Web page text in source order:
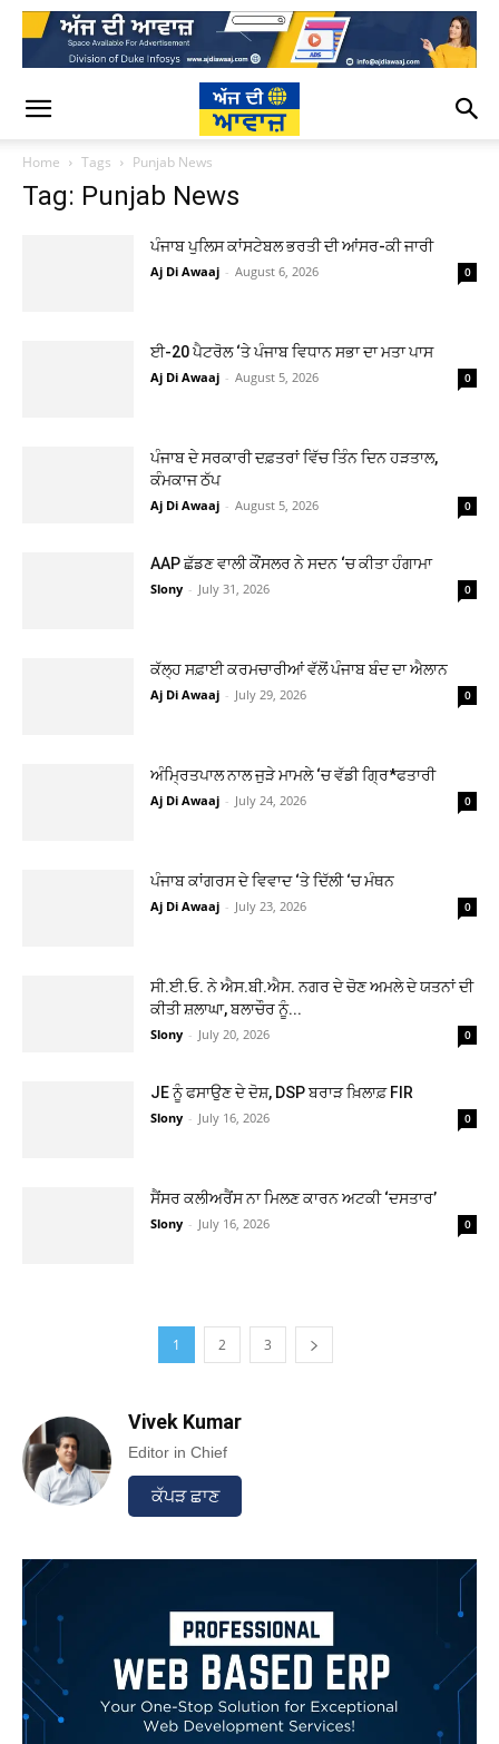
Home Tags Punjab News
Tag: Punjab News
ਪੰਜਾਬ ਪੁਲਿਸ ਕਾਂਸਟੇਬਲ ਭਰਤੀ ਦੀ ਆਂਸਰ-ਕੀ ਜਾਰੀ
Aj Di Awaaj - August 6, 2026 0
ਈ-20 ਪੈਟਰੋਲ ‘ਤੇ ਪੰਜਾਬ ਵਿਧਾਨ ਸਭਾ ਦਾ ਮਤਾ ਪਾਸ
Aj Di Awaaj - August 5, 2026 0
ਪੰਜਾਬ ਦੇ ਸਰਕਾਰੀ ਦਫ਼ਤਰਾਂ ਵਿੱਚ ਤਿੰਨ ਦਿਨ ਹੜਤਾਲ,
ਕੰਮਕਾਜ ਠੱਪ
Aj Di Awaaj - August 5, 2026 0
AAP ਛੱਡਣ ਵਾਲੀ ਕੌਂਸਲਰ ਨੇ ਸਦਨ ‘ਚ ਕੀਤਾ ਹੰਗਾਮਾ
Slony - July 31, 2026 0
ਕੱਲ੍ਹ ਸਫ਼ਾਈ ਕਰਮਚਾਰੀਆਂ ਵੱਲੋਂ ਪੰਜਾਬ ਬੰਦ ਦਾ ਐਲਾਨ
Aj Di Awaaj - July 29, 2026 0
ਅੰਮ੍ਰਿਤਪਾਲ ਨਾਲ ਜੁੜੇ ਮਾਮਲੇ ‘ਚ ਵੱਡੀ ਗ੍ਰਿ*ਫਤਾਰੀ
Aj Di Awaaj - July 24, 2026 0
ਪੰਜਾਬ ਕਾਂਗਰਸ ਦੇ ਵਿਵਾਦ ‘ਤੇ ਦਿੱਲੀ ‘ਚ ਮੰਥਨ
Aj Di Awaaj - July 23, 2026 0
ਸੀ.ਈ.ਓ. ਨੇ ਐਸ.ਬੀ.ਐਸ. ਨਗਰ ਦੇ ਚੋਣ ਅਮਲੇ ਦੇ ਯਤਨਾਂ ਦੀ
ਕੀਤੀ ਸ਼ਲਾਘਾ, ਬਲਾਚੌਰ ਨੂੰ...
Slony - July 20, 2026 0
JE ਨੂੰ ਫਸਾਉਣ ਦੇ ਦੋਸ਼, DSP ਬਰਾੜ ਖ਼ਿਲਾਫ਼ FIR
Slony - July 16, 2026 0
ਸੈਂਸਰ ਕਲੀਅਰੈਂਸ ਨਾ ਮਿਲਣ ਕਾਰਨ ਅਟਕੀ ‘ਦਸਤਾਰ’
Slony - July 16, 2026 0
1 2 3
Vivek Kumar
Editor in Chief
ਕੱਪੜ ਛਾਣ